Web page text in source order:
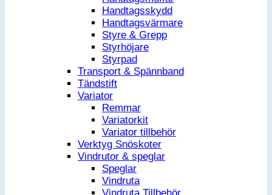
Handtagsskydd
Handtagsvärmare
Styre & Grepp
Styrhöjare
Styrpad
Transport & Spännband
Tändstift
Variator
Remmar
Variatorkit
Variator tillbehör
Verktyg Snöskoter
Vindrutor & speglar
Speglar
Vindruta
Vindruta Tillbehör